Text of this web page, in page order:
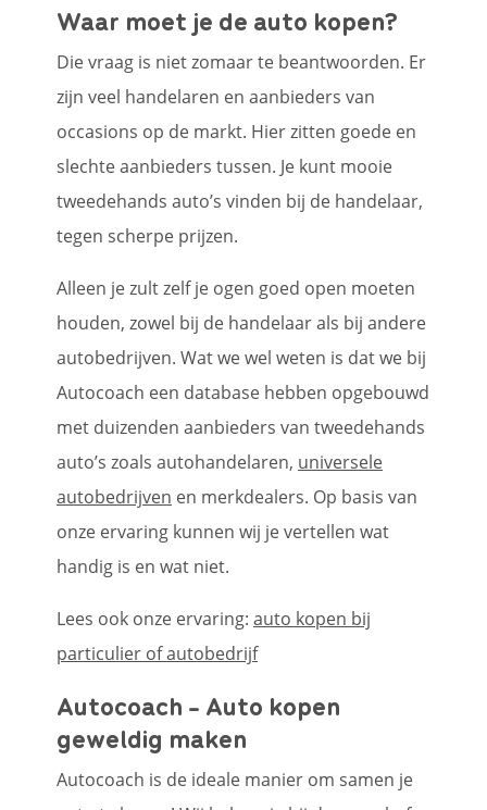
Waar moet je de auto kopen?
Die vraag is niet zomaar te beantwoorden. Er
zijn veel handelaren en aanbieders van
occasions op de markt. Hier zitten goede en
slechte aanbieders tussen. Je kunt mooie
tweedehands auto’s vinden bij de handelaar,
tegen scherpe prijzen.
Alleen je zult zelf je ogen goed open moeten
houden, zowel bij de handelaar als bij andere
autobedrijven. Wat we wel weten is dat we bij
Autocoach een database hebben opgebouwd
met duizenden aanbieders van tweedehands
auto’s zoals autohandelaren, universele
autobedrijven en merkdealers. Op basis van
onze ervaring kunnen wij je vertellen wat
handig is en wat niet.
Lees ook onze ervaring: auto kopen bij
particulier of autobedrijf
Autocoach - Auto kopen
geweldig maken
Autocoach is de ideale manier om samen je